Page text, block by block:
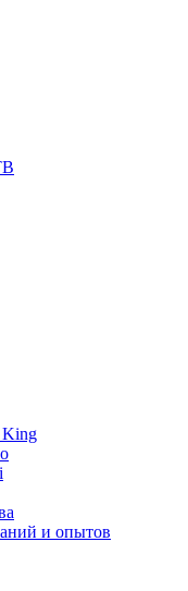
King
и опытов